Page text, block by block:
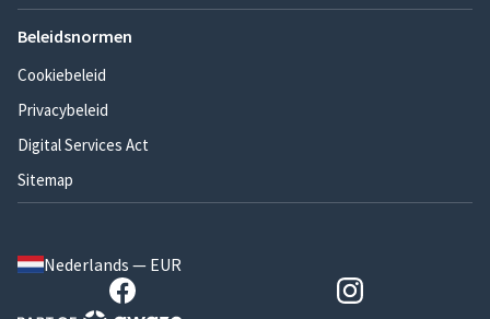
Beleidsnormen
Cookiebeleid
Privacybeleid
Digital Services Act
Sitemap
Nederlands — EUR